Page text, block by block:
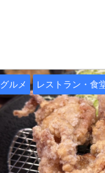
グルメ レストラン・食